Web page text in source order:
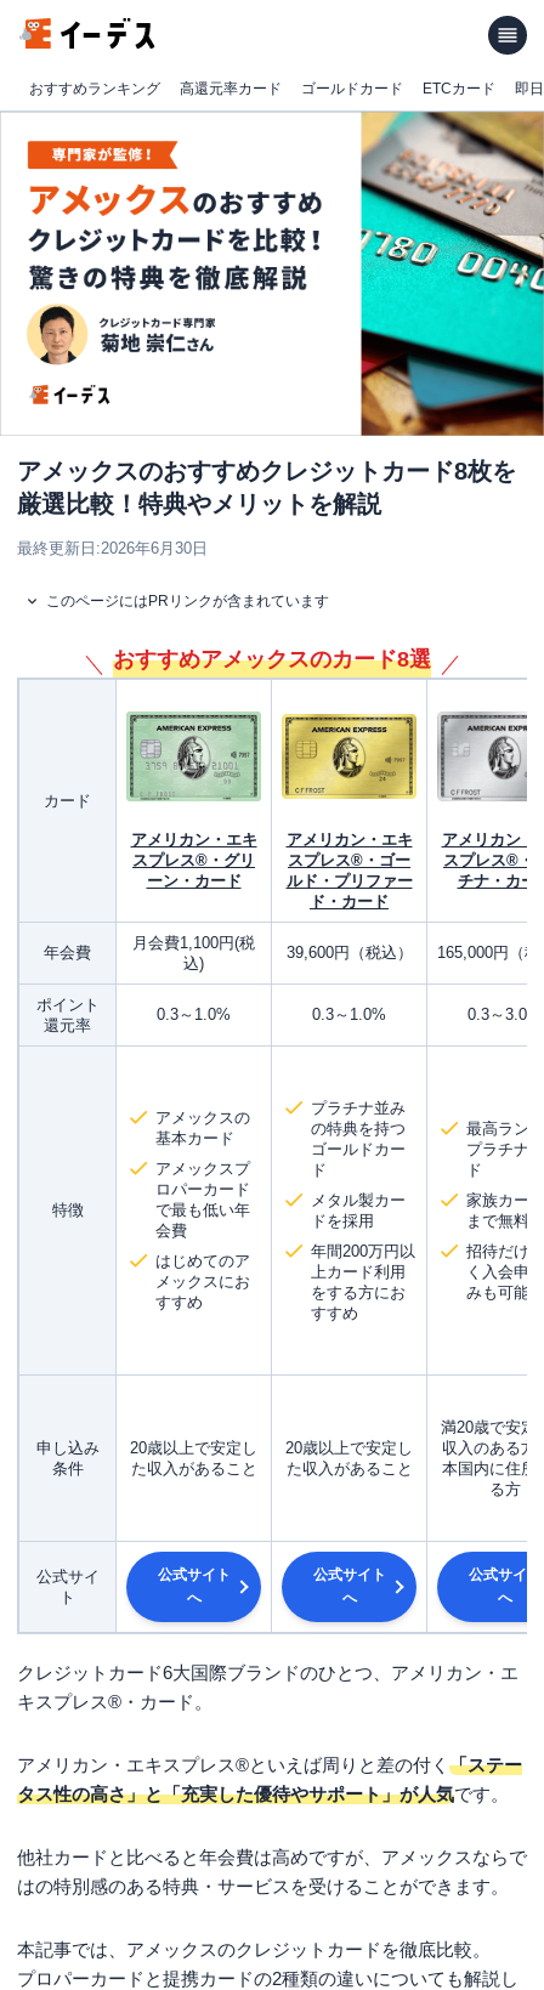
おすすめランキング 高還元率カード ゴールドカード ETCカード 即
アメックスのおすすめクレジットカード8枚を
厳選比較！特典やメリットを解説
最終更新日:2026年6月30日
このページにはPRリンクが含まれています
おすすめアメックスのカード8選
カード
アメリカン・エキ
スプレス®・グリ
ーン・カード
アメリカン・エキ
スプレス®・ゴー
ルド・プリファー
ド・カード
アメリカン・
スプレス®・
チナ・カー
年会費
月会費1,100円(税
込)
39,600円（税込） 165,000円（
ポイント
還元率
0.3～1.0% 0.3～1.0% 0.3～3.0%
特徴
アメックスの
基本カード
アメックスプ
ロパーカード
で最も低い年
会費
はじめてのア
メックスにお
すすめ
プラチナ並み
の特典を持つ
ゴールドカー
ド
メタル製カー
ドを採用
年間200万円以
上カード利用
をする方にお
すすめ
最高ラン
プラチナ
ド
家族カー
まで無料
招待だけ
く入会申
みも可能
申し込み
条件
20歳以上で安定し
た収入があること
20歳以上で安定し
た収入があること
満20歳で安定
収入のある方
本国内に住所
る方
公式サイ
ト
公式サイト
へ
公式サイト
へ
公式サイト
へ
クレジットカード6大国際ブランドのひとつ、アメリカン・エ
キスプレス®・カード。
アメリカン・エキスプレス®といえば周りと差の付く 「ステー
タス性の高さ」と「充実した優待やサポート」が人気です。
他社カードと比べると年会費は高めですが、アメックスならで
はの特別感のある特典・サービスを受けることができます。
本記事では、アメックスのクレジットカードを徹底比較。
プロパーカードと提携カードの2種類の違いについても解説し